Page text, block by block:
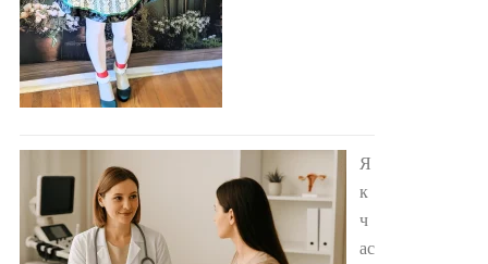
Я
к
ч
ас